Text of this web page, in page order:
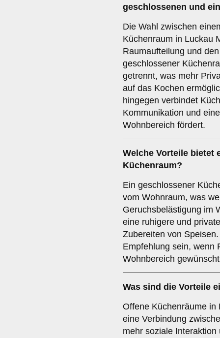
geschlossenen und
Die Wahl zwischen
Küchenraum in Luckau
Raumaufteilung und
geschlossener
getrennt, was mehr
auf das Kochen
hingegen verbindet
Kommunikation und
Wohnbereich fördert.
Welche Vorteile bietet
Küchenraum?
Ein geschlossener
vom Wohnraum, was
Geruchsbelästigung im
eine ruhigere und
Zubereiten von
Empfehlung sein, wenn
Wohnbereich
Was sind die Vorteile
Offene Küchenräume
eine Verbindung
mehr soziale